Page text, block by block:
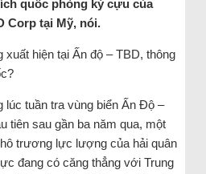
quốc phòng kỳ cựu của
Corp tại Mỹ, nói.
xuất hiện tại Ấn độ – TBD, thông
lúc tuần tra vùng biển Ấn Độ –
tiên sau gần ba năm qua, một
trương lực lượng của hải quân
đang có căng thẳng với Trung